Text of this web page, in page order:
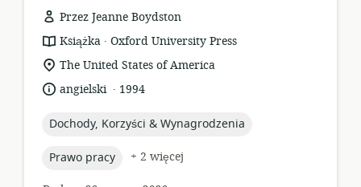
Przez Jeanne Boydston
format
zasobów:
Książka .
wydawca:
Oxford University Press
istotna
lokalizacja:
The United States of America
język:angielski .
data1994
topic:
Dochody, Korzyści & Wynagrodzenia
topic:
Prawo pracy
+ 2 więcej